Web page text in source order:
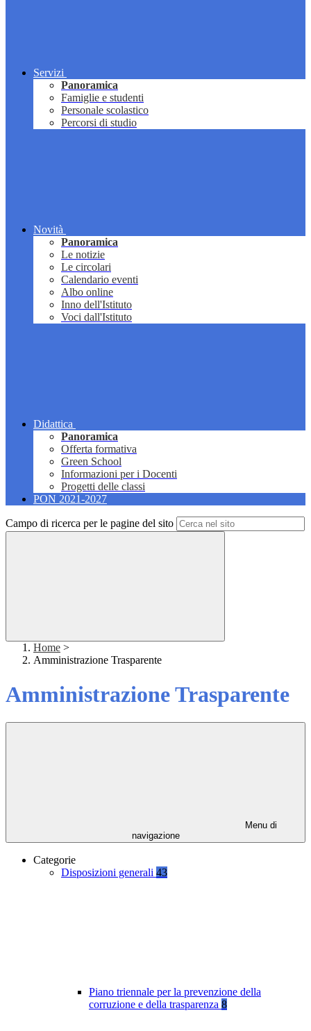
Servizi
Panoramica
Famiglie e studenti
Personale scolastico
Percorsi di studio
Novità
Panoramica
Le notizie
Le circolari
Calendario eventi
Albo online
Inno dell'Istituto
Voci dall'Istituto
Didattica
Panoramica
Offerta formativa
Green School
Informazioni per i Docenti
Progetti delle classi
PON 2021-2027
Campo di ricerca per le pagine del sito
Home >
Amministrazione Trasparente
Amministrazione Trasparente
Menu di
navigazione
Categorie
Disposizioni generali 43
Piano triennale per la prevenzione della
corruzione e della trasparenza 8